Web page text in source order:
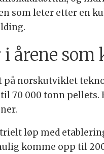
som leter etter en
årene som
på norskutviklet
70 000 tonn
løp med
komme opp til